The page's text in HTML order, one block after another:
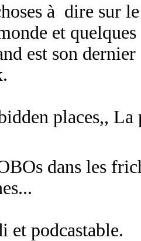
à dire sur
et
est son
places,,
dans les
et podcastable.